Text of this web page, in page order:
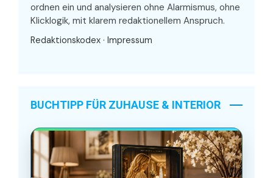
ordnen ein und analysieren ohne Alarmismus, ohne
Klicklogik, mit klarem redaktionellem Anspruch.
Redaktionskodex · Impressum
BUCHTIPP FÜR ZUHAUSE & INTERIOR